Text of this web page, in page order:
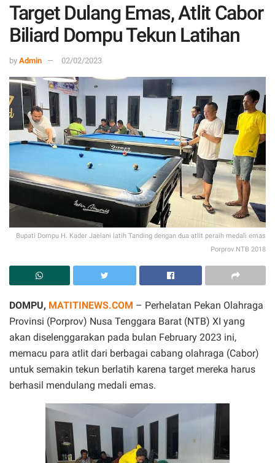
Target Dulang Emas, Atlit Cabor
Biliard Dompu Tekun Latihan
by Admin 02/02/2023
Bupati Dompu H. Kader Jaelani latih Tanding dengan dua atlit peraih medali emas
Porprov NTB 2018
DOMPU, MATITINEWS.COM – Perhelatan Pekan Olahraga
Provinsi (Porprov) Nusa Tenggara Barat (NTB) XI yang
akan diselenggarakan pada bulan February 2023 ini,
memacu para atlit dari berbagai cabang olahraga (Cabor)
untuk semakin tekun berlatih karena target mereka harus
berhasil mendulang medali emas.